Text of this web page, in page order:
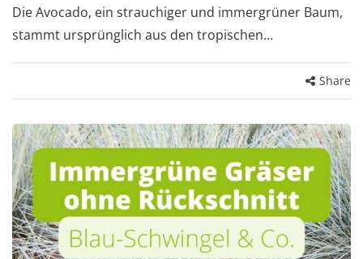
Die Avocado, ein strauchiger und immergrüner Baum,
stammt ursprünglich aus den tropischen…
Share